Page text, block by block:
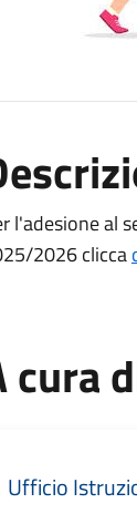
l'adesione al
2026 clicca
cura
Ufficio